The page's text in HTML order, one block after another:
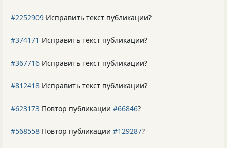
#2252909 Исправить текст публикации?
#374171 Исправить текст публикации?
#367716 Исправить текст публикации?
#812418 Исправить текст публикации?
#623173 Повтор публикации #66846?
#568558 Повтор публикации #129287?